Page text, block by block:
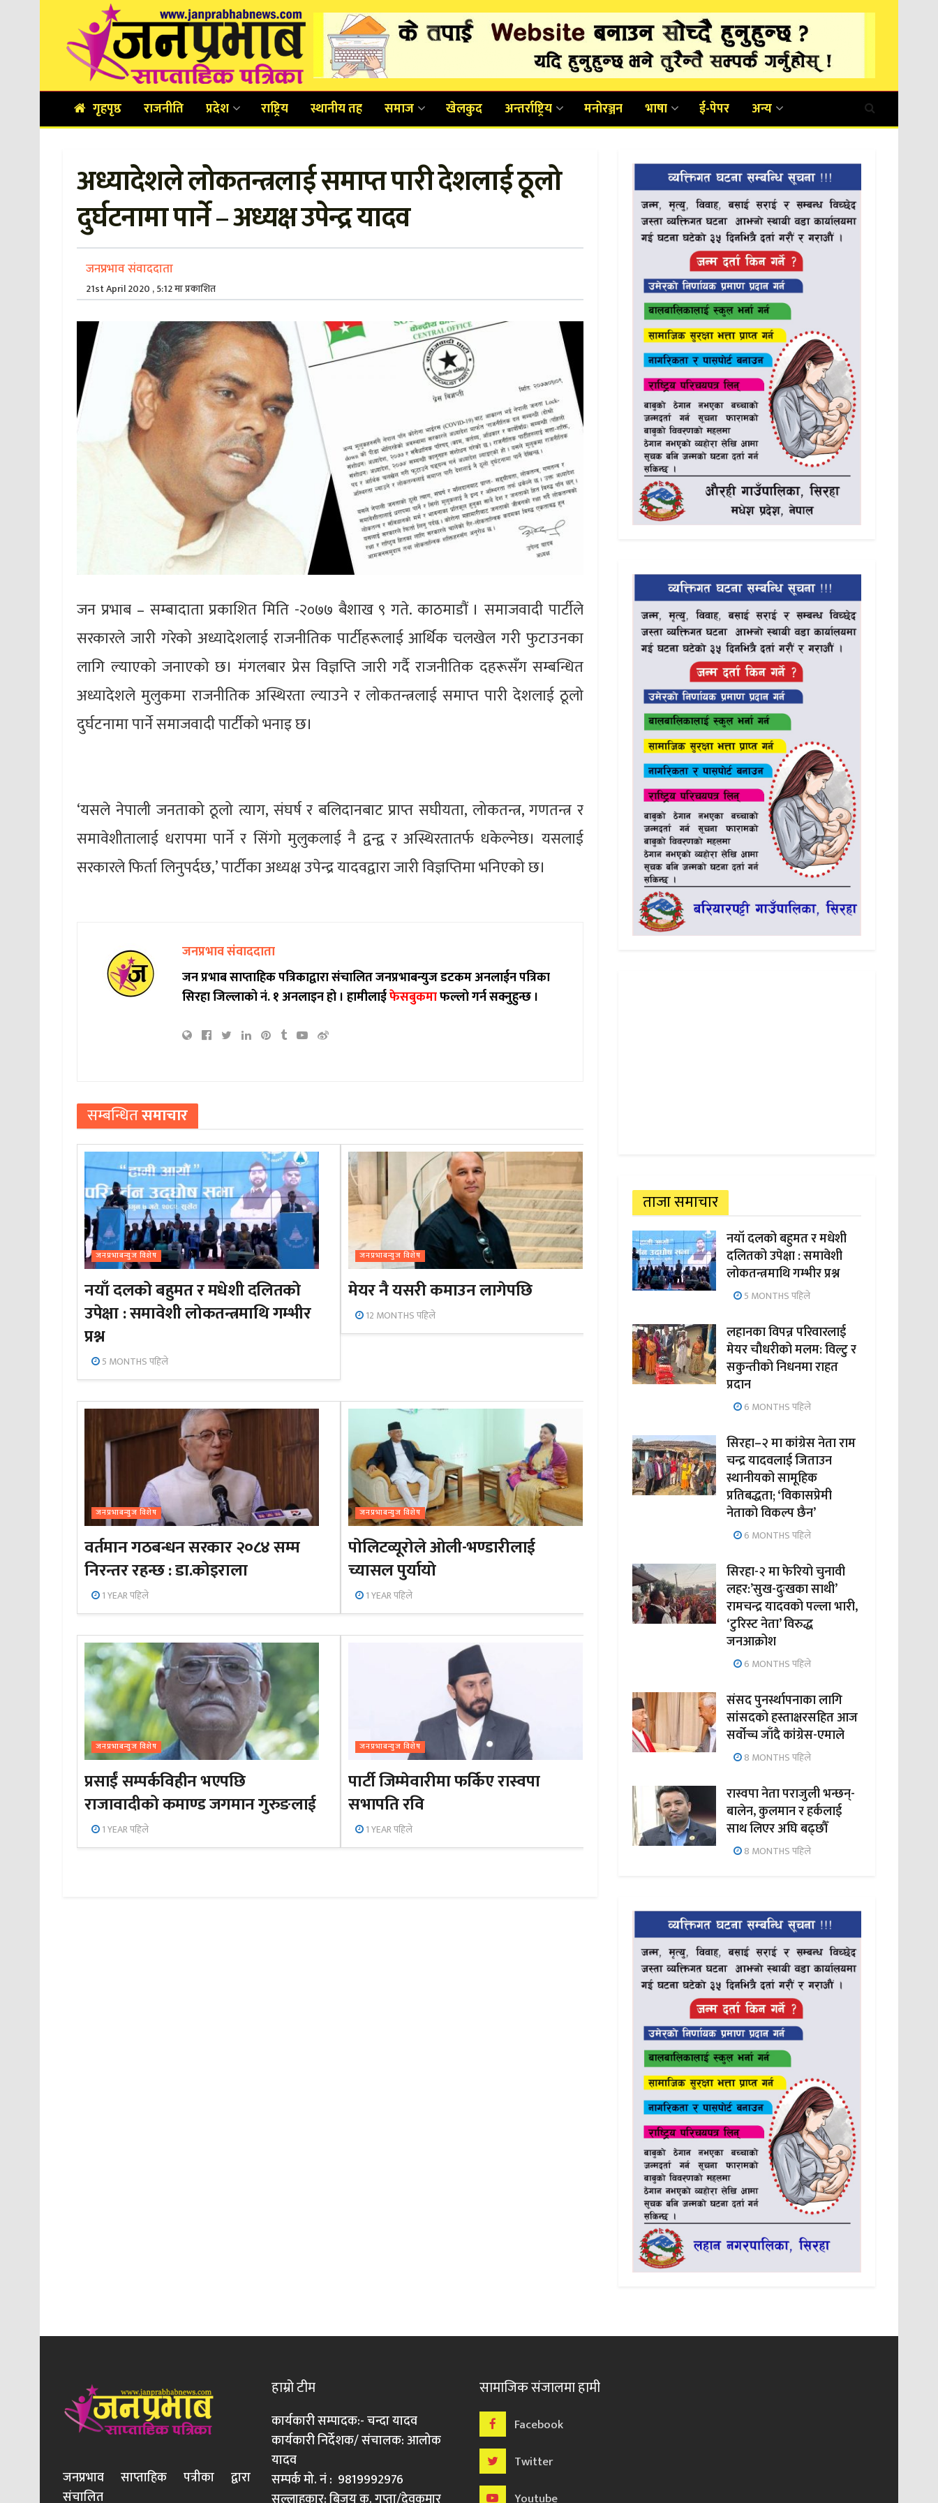
गृहपृष्ठ राजनीति प्रदेश राष्ट्रिय स्थानीय तह समाज खेलकुद अन्तर्राष्ट्रिय मनोरञ्जन भाषा ई-पेपर अन्य
अध्यादेशले लोकतन्त्रलाई समाप्त पारी देशलाई ठूलो
दुर्घटनामा पार्ने – अध्यक्ष उपेन्द्र यादव
जनप्रभाव संवाददाता
21st April 2020 , 5:12 मा प्रकाशित
जन प्रभाब – सम्बादाता प्रकाशित मिति -२०७७ बैशाख ९ गते. काठमाडौं । समाजवादी पार्टीले
सरकारले जारी गरेको अध्यादेशलाई राजनीतिक पार्टीहरूलाई आर्थिक चलखेल गरी फुटाउनका
लागि ल्याएको जनाएको छ। मंगलबार प्रेस विज्ञप्ति जारी गर्दै राजनीतिक दहरूसँग सम्बन्धित
अध्यादेशले मुलुकमा राजनीतिक अस्थिरता ल्याउने र लोकतन्त्रलाई समाप्त पारी देशलाई ठूलो
दुर्घटनामा पार्ने समाजवादी पार्टीको भनाइ छ।
‘यसले नेपाली जनताको ठूलो त्याग, संघर्ष र बलिदानबाट प्राप्त स‌घीयता, लोकतन्त्र, गणतन्त्र र
समावेशीतालाई धरापमा पार्ने र सिंगो मुलुकलाई नै द्वन्द्व र अस्थिरतातर्फ धकेल्नेछ। यसलाई
सरकारले फिर्ता लिनुपर्दछ,’ पार्टीका अध्यक्ष उपेन्द्र यादवद्वारा जारी विज्ञप्तिमा भनिएको छ।
जनप्रभाव संवाददाता
जन प्रभाब साप्ताहिक पत्रिकाद्वारा संचालित जनप्रभाबन्युज डटकम अनलाईन पत्रिका
सिरहा जिल्लाको नं. १ अनलाइन हो ।हामीलाईफेसबुकमाफल्लो गर्न सक्नुहुन्छ ।
सम्बन्धितसमाचार
जनप्रभाबन्युज विशेष
नयाँ दलको बहुमत र मधेशी दलितको
उपेक्षा : समावेशी लोकतन्त्रमाथि गम्भीर
प्रश्न
5 MONTHS पहिले
जनप्रभाबन्युज विशेष
मेयर नै यसरी कमाउन लागेपछि
12 MONTHS पहिले
जनप्रभाबन्युज विशेष
वर्तमान गठबन्धन सरकार २०८४ सम्म
निरन्तर रहन्छ : डा.कोइराला
1 YEAR पहिले
जनप्रभाबन्युज विशेष
पोलिटव्यूरोले ओली-भण्डारीलाई
च्यासल पुर्यायो
1 YEAR पहिले
जनप्रभाबन्युज विशेष
प्रसाईं सम्पर्कविहीन भएपछि
राजावादीको कमाण्ड जगमान गुरुङलाई
1 YEAR पहिले
जनप्रभाबन्युज विशेष
पार्टी जिम्मेवारीमा फर्किए रास्वपा
सभापति रवि
1 YEAR पहिले
ताजा समाचार
नयाँ दलको बहुमत र मधेशी
दलितको उपेक्षा : समावेशी
लोकतन्त्रमाथि गम्भीर प्रश्न
5 MONTHS पहिले
लहानका विपन्न परिवारलाई
मेयर चौधरीको मलम: विल्टु र
सकुन्तीको निधनमा राहत
प्रदान
6 MONTHS पहिले
सिरहा–२ मा कांग्रेस नेता राम
चन्द्र यादवलाई जिताउन
स्थानीयको सामूहिक
प्रतिबद्धता; ‘विकासप्रेमी
नेताको विकल्प छैन’
6 MONTHS पहिले
सिरहा-२ मा फेरियो चुनावी
लहर:’सुख-दुःखका साथी’
रामचन्द्र यादवको पल्ला भारी,
‘टुरिस्ट नेता’ विरुद्ध
जनआक्रोश
6 MONTHS पहिले
संसद पुनर्स्थापनाका लागि
सांसदको हस्ताक्षरसहित आज
सर्वोच्च जाँदै कांग्रेस-एमाले
8 MONTHS पहिले
रास्वपा नेता पराजुली भन्छन्-
बालेन, कुलमान र हर्कलाई
साथ लिएर अघि बढ्छौँ
8 MONTHS पहिले
जनप्रभाव साप्ताहिक पत्रीका द्वारा
संचालित
हाम्रो टीम
कार्यकारी सम्पादक:- चन्दा यादव
कार्यकारी निर्देशक/ संचालक: आलोक
यादव
सम्पर्क मो. नं : 9819992976
सामाजिक संजालमा हामी
Facebook
Twitter
Youtube